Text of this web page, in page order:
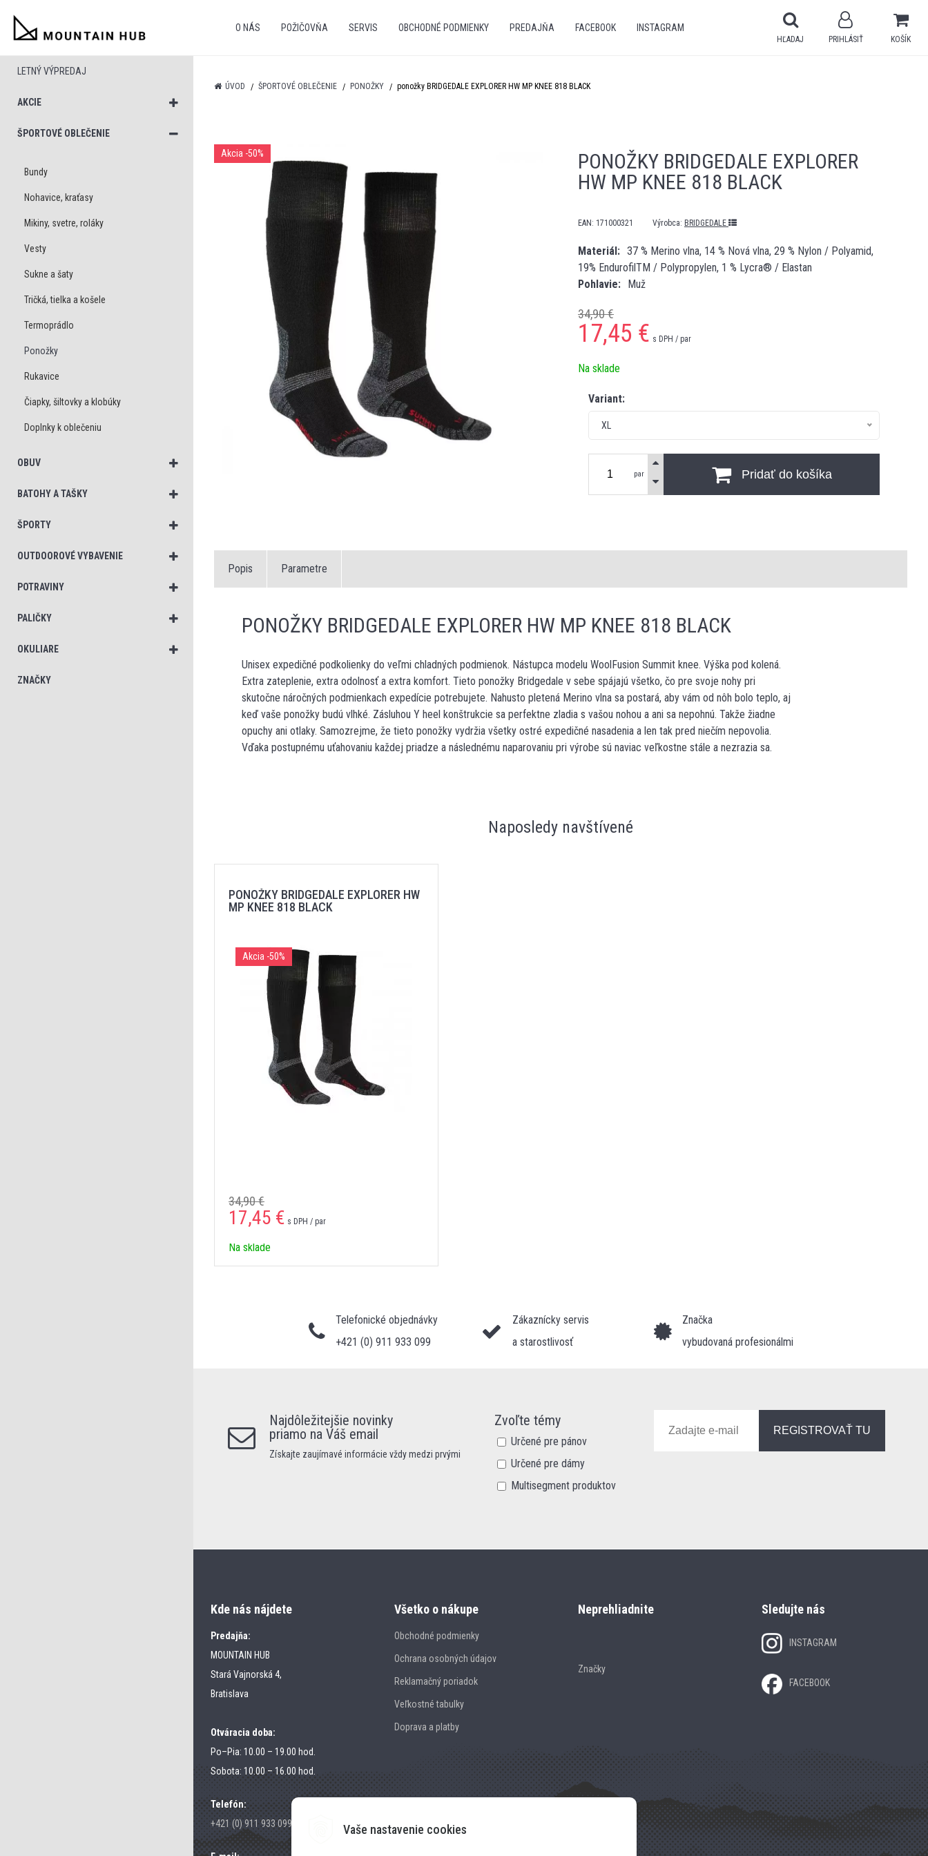
Vaše nastavenie cookies
O NÁS POŽIČOVŇA SERVIS OBCHODNÉ PODMIENKY PREDAJŇA FACEBOOK INSTAGRAM
KOŠÍK
PRIHLÁSIŤ
HĽADAJ
LETNÝ VÝPREDAJ
AKCIE
ŠPORTOVÉ OBLEČENIE
Bundy
Nohavice, kraťasy
Mikiny, svetre, roláky
Vesty
Sukne a šaty
Tričká, tielka a košele
Termoprádlo
Ponožky
Rukavice
Čiapky, šiltovky a klobúky
Doplnky k oblečeniu
OBUV
BATOHY A TAŠKY
ŠPORTY
OUTDOOROVÉ VYBAVENIE
POTRAVINY
PALIČKY
OKULIARE
ZNAČKY
ÚVOD ŠPORTOVÉ OBLEČENIE PONOŽKY ponožky BRIDGEDALE EXPLORER HW MP KNEE 818 BLACK
Akcia -50%
PONOŽKY BRIDGEDALE EXPLORER
HW MP KNEE 818 BLACK
EAN: 171000321 Výrobca: BRIDGEDALE
Materiál
37 % Merino vlna, 14 % Nová vlna, 29 % Nylon / Polyamid,
19% EndurofilTM / Polypropylen, 1 % Lycra® / Elastan
Pohlavie
Muž
34,90 €
17,45 € s DPH / par
Na sklade
Variant:
XL
par Pridať do košíka
Popis Parametre
PONOŽKY BRIDGEDALE EXPLORER HW MP KNEE 818 BLACK
Unisex expedičné podkolienky do veľmi chladných podmienok. Nástupca modelu WoolFusion Summit knee. Výška pod kolená.
Extra zateplenie, extra odolnosť a extra komfort. Tieto ponožky Bridgedale v sebe spájajú všetko, čo pre svoje nohy pri
skutočne náročných podmienkach expedície potrebujete. Nahusto pletená Merino vlna sa postará, aby vám od nôh bolo teplo, aj
keď vaše ponožky budú vlhké. Zásluhou Y heel konštrukcie sa perfektne zladia s vašou nohou a ani sa nepohnú. Takže žiadne
opuchy ani otlaky. Samozrejme, že tieto ponožky vydržia všetky ostré expedičné nasadenia a len tak pred niečím nepovolia.
Vďaka postupnému uťahovaniu každej priadze a následnému naparovaniu pri výrobe sú naviac veľkostne stále a nezrazia sa.
Naposledy navštívené
PONOŽKY BRIDGEDALE EXPLORER HW
MP KNEE 818 BLACK
Akcia -50%
34,90 €
17,45 € s DPH / par
Na sklade
Telefonické objednávky
+421 (0) 911 933 099
Zákaznícky servis
a starostlivosť
Značka
vybudovaná profesionálmi
Najdôležitejšie novinky
priamo na Váš email
Získajte zaujímavé informácie vždy medzi prvými
Zvoľte témy
Určené pre pánov
Určené pre dámy
Multisegment produktov
REGISTROVAŤ TU
Kde nás nájdete
Predajňa:
MOUNTAIN HUB
Stará Vajnorská 4,
Bratislava
Otváracia doba:
Po–Pia: 10.00 – 19.00 hod.
Sobota: 10.00 – 16.00 hod.
Telefón:
+421 (0) 911 933 099
Všetko o nákupe
Obchodné podmienky
Ochrana osobných údajov
Reklamačný poriadok
Veľkostné tabulky
Doprava a platby
Neprehliadnite
Značky
Sledujte nás
INSTAGRAM
FACEBOOK